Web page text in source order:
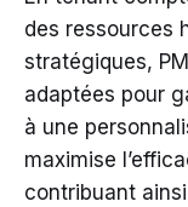
des ressources
stratégiques,
adaptées pour
à une
maximise
contribuant